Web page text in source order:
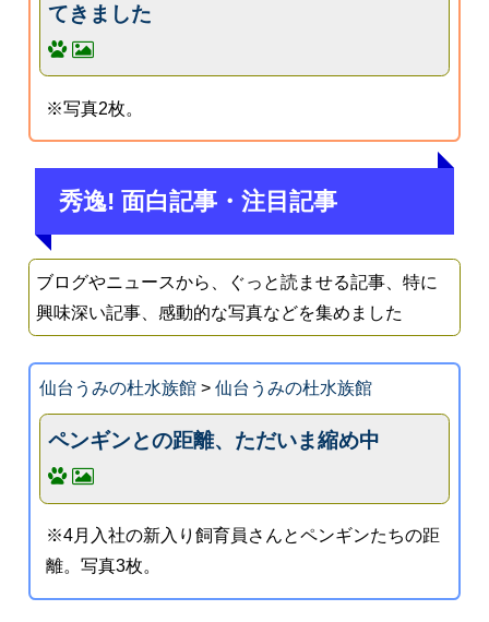
てきました
※写真2枚。
秀逸! 面白記事・注目記事
ブログやニュースから、ぐっと読ませる記事、特に
興味深い記事、感動的な写真などを集めました
仙台うみの杜水族館> 仙台うみの杜水族館
ペンギンとの距離、ただいま縮め中
※4月入社の新入り飼育員さんとペンギンたちの距
離。写真3枚。